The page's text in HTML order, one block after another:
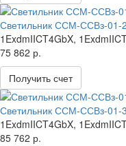
Светильник ССМ-ССВз-01-
1ExdmIICT4GbX,
75 862 р.
Получить счет
Светильник ССМ-ССВз-01-
1ExdmIICT4GbX,
85 762 р.